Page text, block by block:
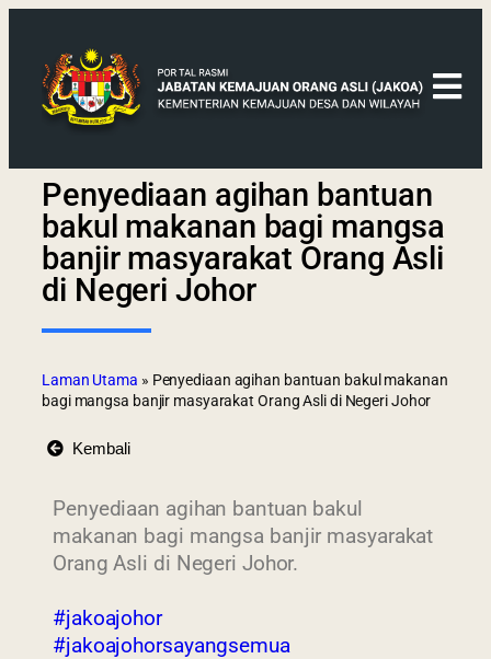
Penyediaan agihan bantuan
bakul makanan bagi mangsa
banjir masyarakat Orang Asli
di Negeri Johor
Laman Utama » Penyediaan agihan bantuan bakul makanan
bagi mangsa banjir masyarakat Orang Asli di Negeri Johor
Kembali
Penyediaan agihan bantuan bakul
makanan bagi mangsa banjir masyarakat
Orang Asli di Negeri Johor.
#jakoajohor
#jakoajohorsayangsemua